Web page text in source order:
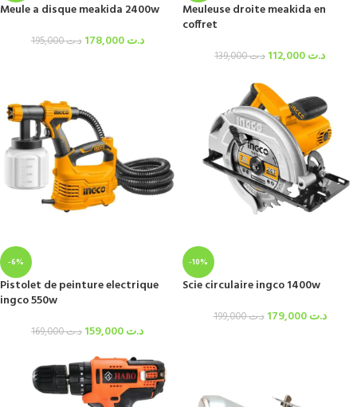
Meule a disque meakida 2400w
د.ت195,000 د.ت178,000
Meuleuse droite meakida en
coffret
د.ت139,000 د.ت
-6%
Pistolet de peinture electrique
ingco 550w
د.ت169,000 د.ت
-10%
Scie circulaire ingco 1400w
د.ت199,000 د.ت179,000